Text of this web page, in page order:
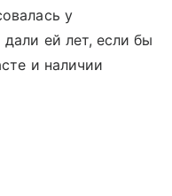
у
ей лет, если бы
и наличии